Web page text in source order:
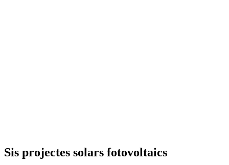
Sis projectes solars fotovoltaics